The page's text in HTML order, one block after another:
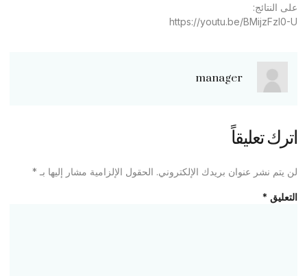
على النتائج:
https://youtu.be/BMijzFzl0-U
manager
اترك تعليقاً
لن يتم نشر عنوان بريدك الإلكتروني. الحقول الإلزامية مشار إليها بـ *
التعليق *